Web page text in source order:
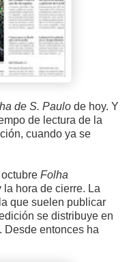
de S. Paulo de hoy. Y
de lectura de la
cuando ya se
Folha
la hora de cierre. La
que suelen publicar
se distribuye en
Desde entonces ha